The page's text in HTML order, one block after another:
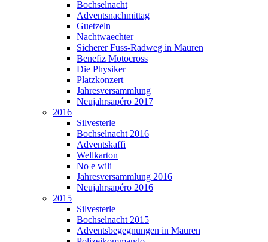
Bochselnacht
Adventsnachmittag
Guetzeln
Nachtwaechter
Sicherer Fuss-Radweg in Mauren
Benefiz Motocross
Die Physiker
Platzkonzert
Jahresversammlung
Neujahrsapéro 2017
2016
Silvesterle
Bochselnacht 2016
Adventskaffi
Wellkarton
No e wili
Jahresversammlung 2016
Neujahrsapéro 2016
2015
Silvesterle
Bochselnacht 2015
Adventsbegegnungen in Mauren